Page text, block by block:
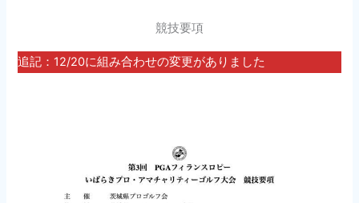
競技要項
追記：12/20に組み合わせの変更がありました